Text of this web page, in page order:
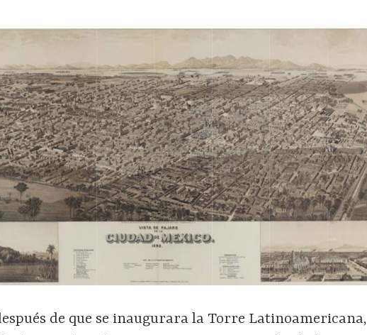
de que se inaugurara la Torre Latinoamericana,